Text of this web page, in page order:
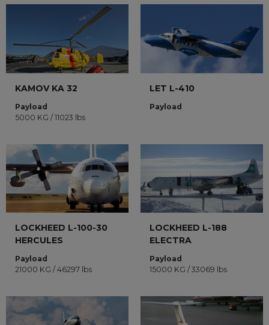
KAMOV KA 32
Payload
5000 KG / 11023 lbs
LET L-410
Payload
LOCKHEED L-100-30
HERCULES
Payload
21000 KG / 46297 lbs
LOCKHEED L-188
ELECTRA
Payload
15000 KG / 33069 lbs